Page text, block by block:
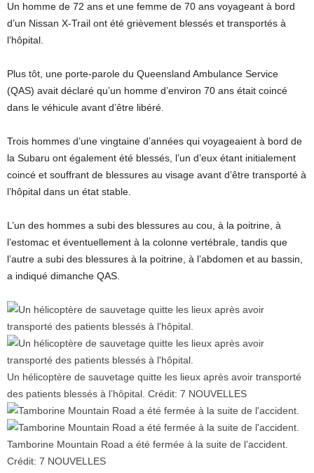
Un homme de 72 ans et une femme de 70 ans voyageant à bord
d’un Nissan X-Trail ont été grièvement blessés et transportés à
l’hôpital.
Plus tôt, une porte-parole du Queensland Ambulance Service
(QAS) avait déclaré qu’un homme d’environ 70 ans était coincé
dans le véhicule avant d’être libéré.
Trois hommes d’une vingtaine d’années qui voyageaient à bord de
la Subaru ont également été blessés, l’un d’eux étant initialement
coincé et souffrant de blessures au visage avant d’être transporté à
l’hôpital dans un état stable.
L’un des hommes a subi des blessures au cou, à la poitrine, à
l’estomac et éventuellement à la colonne vertébrale, tandis que
l’autre a subi des blessures à la poitrine, à l’abdomen et au bassin,
a indiqué dimanche QAS.
Un hélicoptère de sauvetage quitte les lieux après avoir transporté
des patients blessés à l’hôpital. Crédit: 7 NOUVELLES
Tamborine Mountain Road a été fermée à la suite de l’accident.
Crédit: 7 NOUVELLES